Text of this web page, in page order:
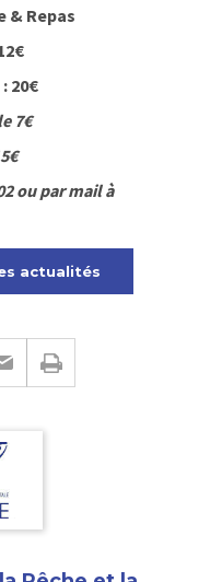
& Repas
20€
7€
ou par mail à
actualités